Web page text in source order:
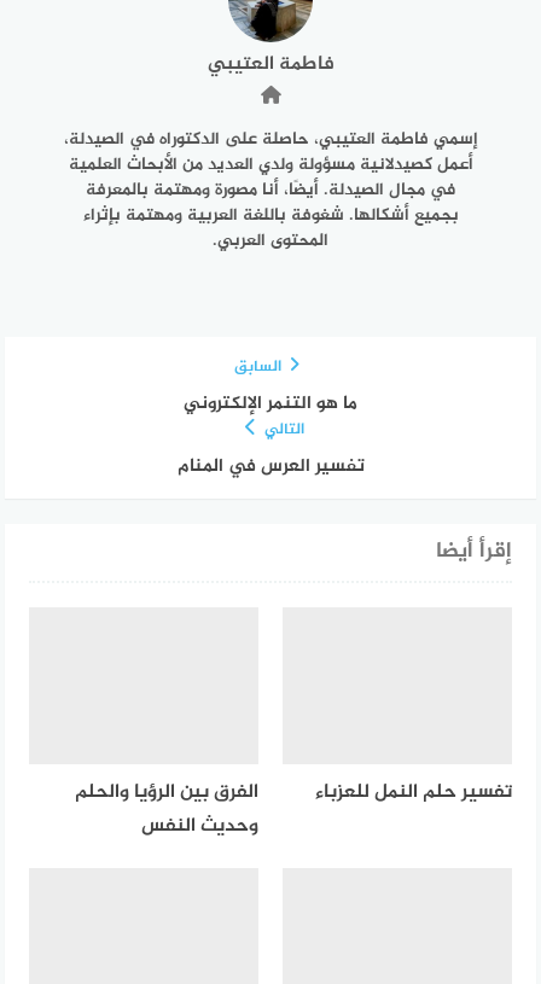
فاطمة العتيبي
إسمي فاطمة العتيبي، حاصلة على الدكتوراه في الصيدلة،
أعمل كصيدلانية مسؤولة ولدي العديد من الأبحاث العلمية
في مجال الصيدلة. أيضًا، أنا مصورة ومهتمة بالمعرفة
بجميع أشكالها. شغوفة باللغة العربية ومهتمة بإثراء
المحتوى العربي.
السابق
ما هو التنمر الإلكتروني
التالي
تفسير العرس في المنام
إقرأ أيضا
تفسير حلم النمل للعزباء
الفرق بين الرؤيا والحلم
وحديث النفس